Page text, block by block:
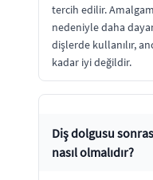
tercih edilir.
nedeniyle daha
dişlerde kullanılır,
kadar iyi değildir.
Diş dolgusu
nasıl olmalıdır?